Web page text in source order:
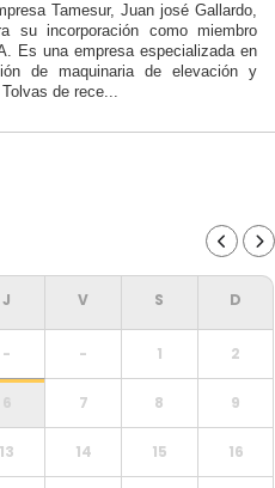
Tamesur, Juan josé Gallardo,
su incorporación como miembro
Es una empresa especializada en
de maquinaria de elevación y
de rece...
- - 1 2
6 7 8 9
13 14 15 16